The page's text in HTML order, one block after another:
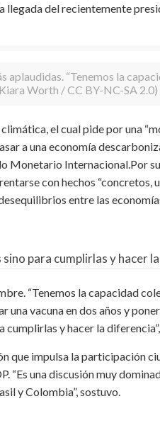
llegada del recientemente
“Tenemos la
Worth / CC BY-NC-SA 2.0)
el cual pide por una
a una economía
Monetario Internacional.Por
con hechos “concretos,
entre las
para cumplirlas y hacer
“Tenemos la capacidad
vacuna en dos años y
y hacer la
que impulsa la participación
“Es una discusión muy
y Colombia”, sostuvo.